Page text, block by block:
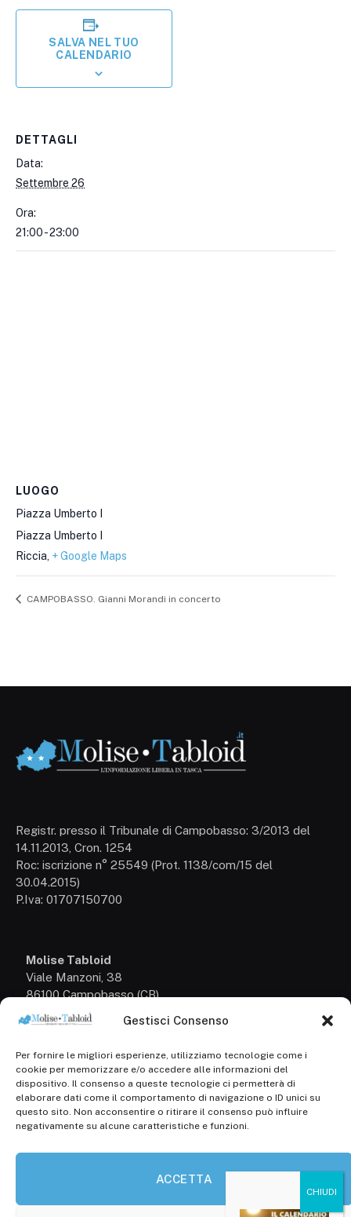
Gestisci Consenso
Per fornire le migliori esperienze, utilizziamo tecnologie come i
cookie per memorizzare e/o accedere alle informazioni del
dispositivo. Il consenso a queste tecnologie ci permetterà di
elaborare dati come il comportamento di navigazione o ID unici su
questo sito. Non acconsentire o ritirare il consenso può influire
negativamente su alcune caratteristiche e funzioni.
ACCETTA
SALVA NEL TUO
CALENDARIO
DETTAGLI
Data:
Settembre 26
Ora:
21:00 - 23:00
LUOGO
Piazza Umberto I
Piazza Umberto I
Riccia, + Google Maps
CAMPOBASSO. Gianni Morandi in concerto
Registr. presso il Tribunale di Campobasso: 3/2013 del
14.11.2013, Cron. 1254
Roc: iscrizione n° 25549 (Prot. 1138/com/15 del
30.04.2015)
P.Iva: 01707150700
Molise Tabloid
Viale Manzoni, 38
86100 Campobasso (CB)
+39 3333169466
Scrivici a:
info@molisetabloid.it
commerciale@molisetabloid.it
Disclaimer